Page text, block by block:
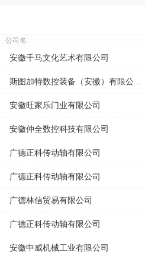
公司名
安徽千马文化艺术有限公司
斯图加特数控装备（安徽）有限公...
安徽旺家乐门业有限公司
安徽仲全数控科技有限公司
广德正科传动轴有限公司
广德正科传动轴有限公司
广德林信贸易有限公司
广德正科传动轴有限公司
安徽中威机械工业有限公司